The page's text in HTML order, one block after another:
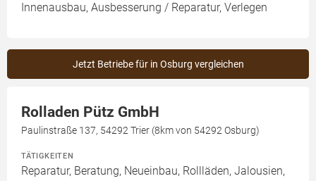
Innenausbau, Ausbesserung / Reparatur, Verlegen
Jetzt Betriebe für in Osburg vergleichen
Rolladen Pütz GmbH
Paulinstraße 137, 54292 Trier (8km von 54292 Osburg)
TÄTIGKEITEN
Reparatur, Beratung, Neueinbau, Rollläden, Jalousien,